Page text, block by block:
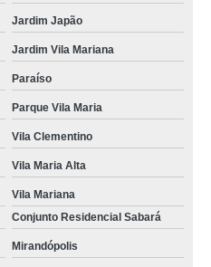
Jardim Japão
Jardim Vila Mariana
Paraíso
Parque Vila Maria
Vila Clementino
Vila Maria Alta
Vila Mariana
Conjunto Residencial Sabará
Mirandópolis